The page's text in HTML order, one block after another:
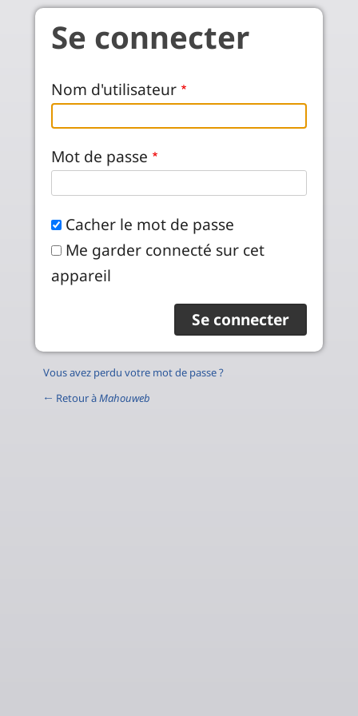
Aller au contenu principal
Se connecter
Nom d'utilisateur
Mot de passe
Cacher le mot de passe
Me garder connecté sur cet
appareil
Vous avez perdu votre mot de passe ?
← Retour àMahouweb